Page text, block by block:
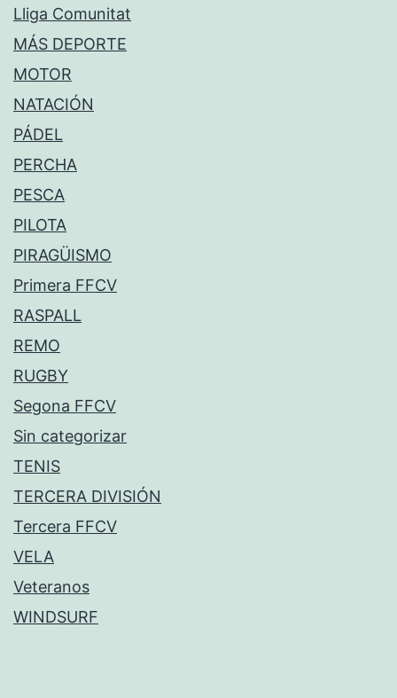
Lliga Comunitat
MÁS DEPORTE
MOTOR
NATACIÓN
PÁDEL
PERCHA
PESCA
PILOTA
PIRAGÜISMO
Primera FFCV
RASPALL
REMO
RUGBY
Segona FFCV
Sin categorizar
TENIS
TERCERA DIVISIÓN
Tercera FFCV
VELA
Veteranos
WINDSURF